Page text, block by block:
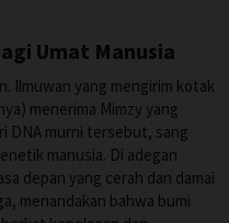
Umat Manusia
Ilmuwan yang mengirim kotak
menerima Mimzy yang
DNA murni tersebut, sang
manusia. Di adegan
depan yang cerah dan damai
menandakan bahwa bumi